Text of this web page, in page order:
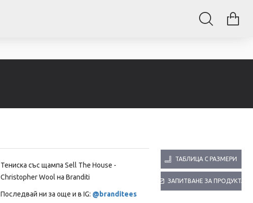
Тениска със щампа Sell The House -
Christopher Wool на Branditi
Последвай ни за още и в IG: @branditees
ТАБЛИЦА С РАЗМЕРИ
ЗАПИТВАНЕ ЗА ПРОДУКТА